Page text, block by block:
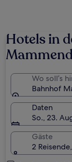
Hotels in
Wo soll’s
Bahnhof
Daten
So., 23.
Gäste
2